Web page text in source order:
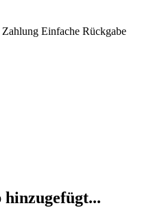
Zahlung Einfache Rückgabe